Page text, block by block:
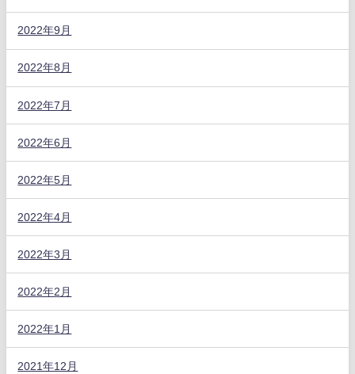
2022年9月
2022年8月
2022年7月
2022年6月
2022年5月
2022年4月
2022年3月
2022年2月
2022年1月
2021年12月